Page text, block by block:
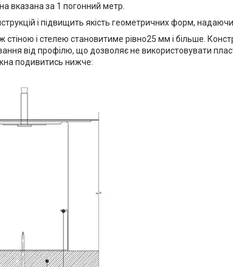
вказана за 1 погонний метр.
і підвищить якість геометричних форм, надаючи
і стелею становитиме рівно25 мм і більше.
від профілю, що дозволяє не використовувати
подивитись нижче: